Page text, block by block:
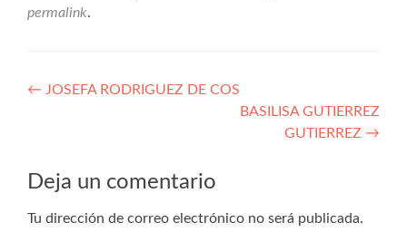
permalink.
Navegación
← JOSEFA RODRIGUEZ DE COS
BASILISA GUTIERREZ
GUTIERREZ →
Deja un comentario
Tu dirección de correo electrónico no será publicada.